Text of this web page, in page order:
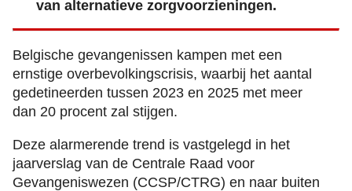
van alternatieve zorgvoorzieningen.
Belgische gevangenissen kampen met een
ernstige overbevolkingscrisis, waarbij het aantal
gedetineerden tussen 2023 en 2025 met meer
dan 20 procent zal stijgen.
Deze alarmerende trend is vastgelegd in het
jaarverslag van de Centrale Raad voor
Gevangeniswezen (CCSP/CTRG) en naar buiten